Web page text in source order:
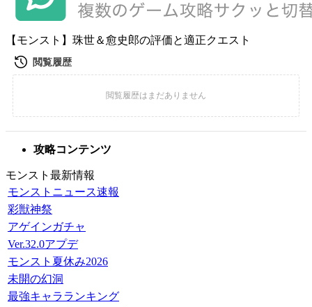
【モンスト】珠世＆愈史郎の評価と適正クエスト
攻略コンテンツ
モンスト最新情報
モンストニュース速報
彩獣神祭
アゲインガチャ
Ver.32.0アプデ
モンスト夏休み2026
未開の幻洞
最強キャラランキング